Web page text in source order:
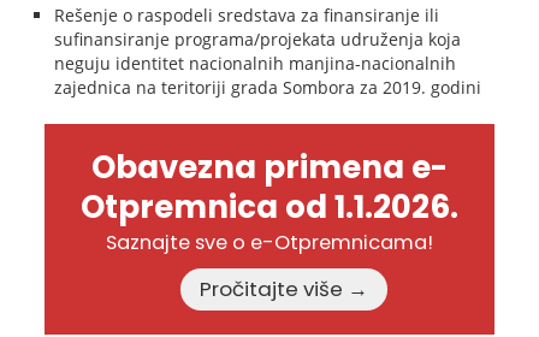
Rešenje o raspodeli sredstava za finansiranje ili
sufinansiranje programa/projekata udruženja koja
neguju identitet nacionalnih manjina-nacionalnih
zajednica na teritoriji grada Sombora za 2019. godini
Obavezna primena e-
Otpremnica od 1.1.2026.
Saznajte sve o e-Otpremnicama!
Pročitajte više →